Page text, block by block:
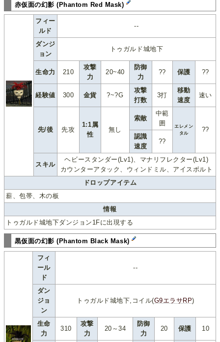
赤仮面の幻影 (Phantom Red Mask)
フィー
ルド
--
ダンジ
ョン
トゥガルド城地下
生命力 210
攻撃
力
20~40
防御
力
?? 保護 ??
経験値 300 金貨 ?~?G
攻撃
打数
3打
移動
速度
速い
先/後 先攻
1:1属
性
無し
索敵
中範
囲
エレメン
タル
??
認識
速度
??
スキル
ヘビースタンダー(Lv1)、マナリフレクター(Lv1)
カウンターアタック、ウィンドミル、アイスボルト
ドロップアイテム
薪、包帯、木の板
情報
トゥガルド城地下ダンジョン1Fに出現する
黒仮面の幻影 (Phantom Black Mask)
フィ
ール
ド
--
ダン
ジョ
ン
トゥガルド城地下,コイル(G9エラサRP)
生命
力
310
攻撃
力
20～34
防御
力
20 保護 10